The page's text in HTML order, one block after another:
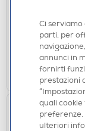
Acquisto
Ritiro in
Ci
parti, per
annunci in
fornirti
prestazioni
quali
preferenze.
ulteriori